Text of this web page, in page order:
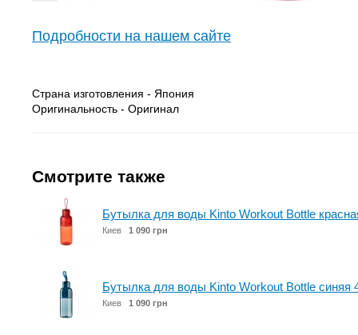
Подробности на нашем сайте
Страна изготовления - Япония
Оригинальность - Оригинал
Смотрите также
Бутылка для воды Kinto Workout Bottle
Киев 1 090 грн
Бутылка для воды Kinto Workout Bottle синяя
Киев 1 090 грн